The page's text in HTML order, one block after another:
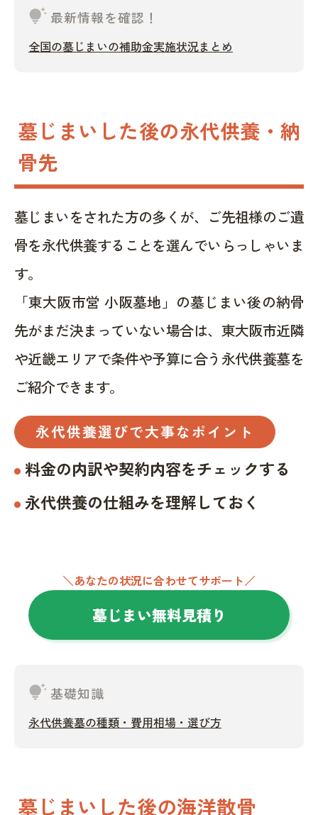
tips_and_updates 最新情報を確認！
全国の墓じまいの補助金実施状況まとめ
墓じまいした後の永代供養・納
骨先
墓じまいをされた方の多くが、ご先祖様のご遺
骨を永代供養することを選んでいらっしゃいま
す。
「東大阪市営 小阪墓地」の墓じまい後の納骨
先がまだ決まっていない場合は、東大阪市近隣
や近畿エリアで条件や予算に合う永代供養墓を
ご紹介できます。
永代供養選びで大事なポイント
料金の内訳や契約内容をチェックする
永代供養の仕組みを理解しておく
＼あなたの状況に合わせてサポート／
墓じまい無料見積り
tips_and_updates基礎知識
永代供養墓の種類・費用相場・選び方
墓じまいした後の海洋散骨